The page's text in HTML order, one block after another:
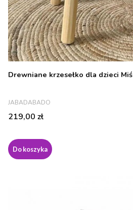
Drewniane krzesełko dla dzieci Miś
PRODUCENT
JABADABADO
Cena
219,00 zł
Do koszyka